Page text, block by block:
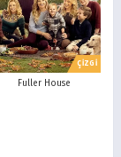
ÇİZGİ
Fuller House